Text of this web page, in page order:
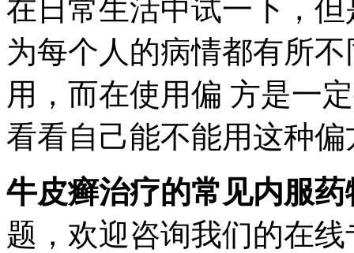
在日常生活中试一下，
为每个人的病情都有所
用，而在使用偏 方是一
看看自己能不能用这种
牛皮癣治疗的常见内服药
题，欢迎咨询我们的在